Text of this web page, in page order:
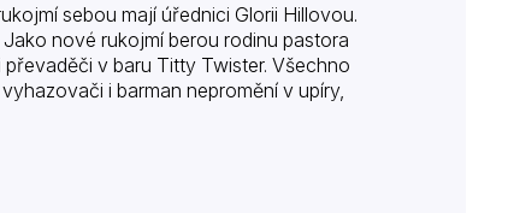
sebou mají úřednici Glorii Hillovou.
nové rukojmí berou rodinu pastora
v baru Titty Twister. Všechno
i barman nepromění v upíry,